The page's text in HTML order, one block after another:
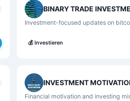
BINARY TRADE
Investment-focused updates on
💰 Investieren
INVESTMENT
Financial motivation and investing